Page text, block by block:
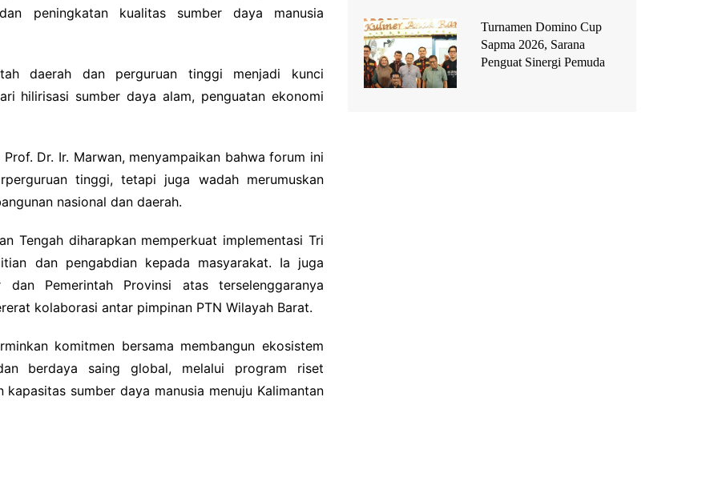
peningkatan kualitas sumber daya manusia
daerah dan perguruan tinggi menjadi kunci
hilirisasi sumber daya alam, penguatan ekonomi
Dr. Ir. Marwan, menyampaikan bahwa forum ini
tinggi, tetapi juga wadah merumuskan
nasional dan daerah.
Tengah diharapkan memperkuat implementasi Tri
dan pengabdian kepada masyarakat. Ia juga
dan Pemerintah Provinsi atas terselenggaranya
kolaborasi antar pimpinan PTN Wilayah Barat.
komitmen bersama membangun ekosistem
berdaya saing global, melalui program riset
sumber daya manusia menuju Kalimantan
Turnamen Domino Cup
Sapma 2026, Sarana
Penguat Sinergi Pemuda